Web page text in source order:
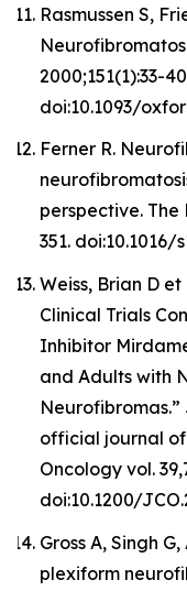
Rasmussen S,
2000;151(1):33-
doi:10.1093/
Ferner R.
perspective. The
351.
Weiss, Brian D
Clinical Trials
Inhibitor
and Adults with
official journal
Oncology vol.
doi:10.1200/
Gross A, Singh
plexiform